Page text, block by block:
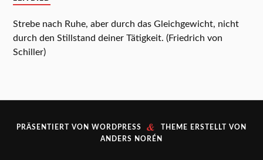
Strebe nach Ruhe, aber durch das Gleichgewicht, nicht
durch den Stillstand deiner Tätigkeit. (Friedrich von
Schiller)
PRÄSENTIERT VON WORDPRESS &
THEME ERSTELLT VON
ANDERS NORÉN